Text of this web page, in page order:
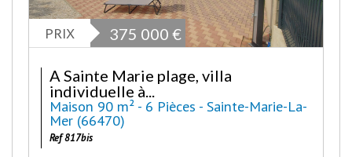
PRIX 375 000 €
A Sainte Marie plage, villa
individuelle à...
Maison 90 m² - 6 Pièces - Sainte-Marie-La-
Mer (66470)
Ref 817bis